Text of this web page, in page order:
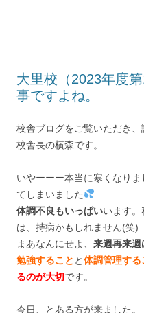
大里校（2023年度
事ですよね。
校舎ブログをご覧いただき、
校舎長の横森です。
いやーーー本当に寒くなり
てしまいました
体調不良もいっぱいいます
は、持病かもしれません(笑)
まあなんにせよ、 来週再来週
勉強すること と体調管理する
るのが大切です。
今日、とある方が来ました。